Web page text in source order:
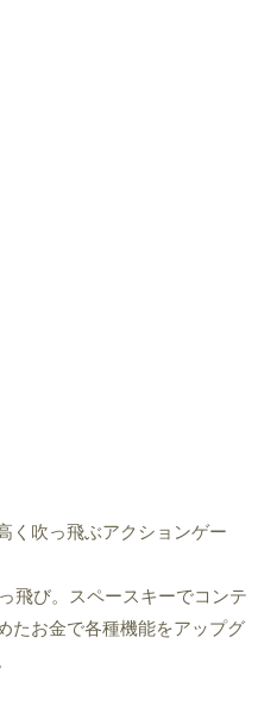
く吹っ飛ぶアクションゲー
飛び。スペースキーでコンテ
たお金で各種機能をアップグ